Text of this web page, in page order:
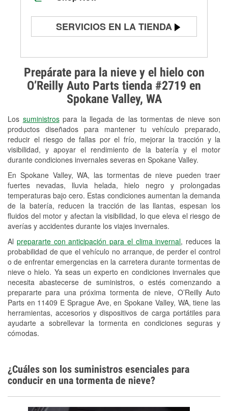
Prepárate para la nieve y el hielo con
O’Reilly Auto Parts tienda #2719 en
Spokane Valley, WA
Los suministrospara la llegada de las tormentas de nieve son
productos diseñados para mantener tu vehículo preparado,
reducir el riesgo de fallas por el frío, mejorar la tracción y la
visibilidad, y apoyar el rendimiento de la batería y el motor
durante condiciones invernales severas en Spokane Valley.
En Spokane Valley, WA, las tormentas de nieve pueden traer
fuertes nevadas, lluvia helada, hielo negro y prolongadas
temperaturas bajo cero. Estas condiciones aumentan la demanda
de la batería, reducen la tracción de las llantas, espesan los
fluidos del motor y afectan la visibilidad, lo que eleva el riesgo de
averías y accidentes durante los viajes invernales.
Al prepararte con anticipación para el clima invernal, reduces la
probabilidad de que el vehículo no arranque, de perder el control
o de enfrentar emergencias en la carretera durante tormentas de
nieve o hielo. Ya seas un experto en condiciones invernales que
necesita abastecerse de suministros, o estés comenzando a
prepararte para una próxima tormenta de nieve, O’Reilly Auto
Parts en 11409 E Sprague Ave, en Spokane Valley, WA, tiene las
herramientas, accesorios y dispositivos de carga portátiles para
ayudarte a sobrellevar la tormenta en condiciones seguras y
cómodas.
SERVICIOS EN LA TIENDA
Prueba de alternadores y
arrancadores
Revisión de la luz "Check Engine"
Reciclaje de baterías y aceite
Instalación de bombillas de faros
Instalación de limpiaparabrisas
Programa de Préstamo de
Herramientas
Rectificación de tambores y discos de
freno
Snowstorm Supplies
Conoce más
¿Cuáles son los suministros esenciales para
conducir en una tormenta de nieve?